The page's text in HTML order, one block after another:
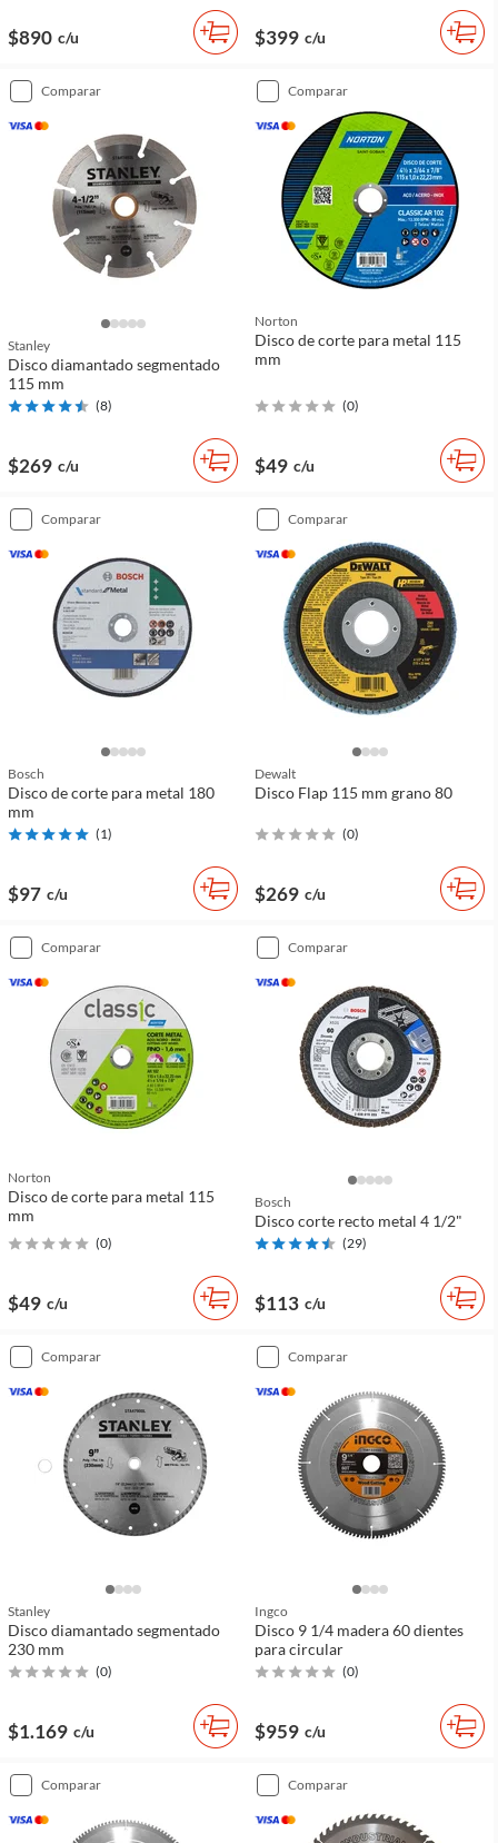
$890 c/u $399 c/u
comparar
Stanley
Disco diamantado segmentado
115 mm
(8)
$269 c/u
comparar
Norton
Disco de corte para metal 115
mm
(0)
$49 c/u
comparar
Bosch
Disco de corte para metal 180
mm
(1)
$97 c/u
comparar
Dewalt
Disco Flap 115 mm grano 80
(0)
$269 c/u
comparar
Norton
Disco de corte para metal 115
mm
(0)
$49 c/u
comparar
Bosch
Disco corte recto metal 4 1/2"
(29)
$113 c/u
comparar
Stanley
Disco diamantado segmentado
230 mm
(0)
$1.169 c/u
comparar
Ingco
Disco 9 1/4 madera 60 dientes
para circular
(0)
$959 c/u
comparar comparar